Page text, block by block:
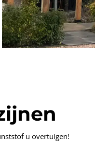
u overtuigen!